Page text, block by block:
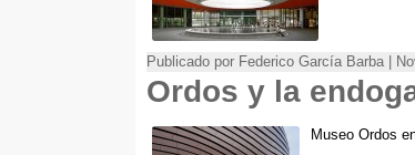
Publicado por Federico García Barba |
Ordos y la
Museo Ordos